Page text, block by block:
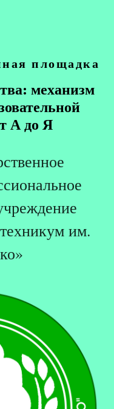
площадка
механизм
А до Я
им.